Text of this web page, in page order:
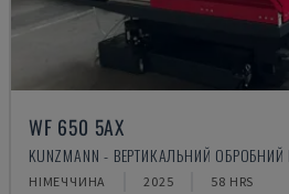
WF 650 5AX
KUNZMANN - ВЕРТИКАЛЬНИЙ ОБРОБНИЙ
НІМЕЧЧИНА 2025 58 HRS